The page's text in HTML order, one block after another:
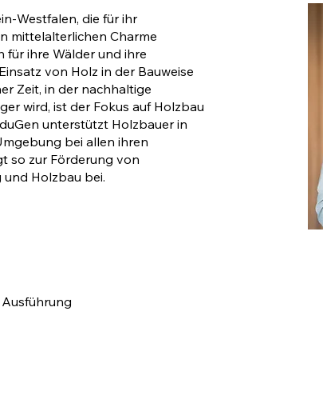
Westfalen, die für ihr
mittelalterlichen Charme
für ihre Wälder und ihre
von Holz in der Bauweise
Zeit, in der nachhaltige
wird, ist der Fokus auf Holzbau
unterstützt Holzbauer in
bei allen ihren
so zur Förderung von
Holzbau bei.